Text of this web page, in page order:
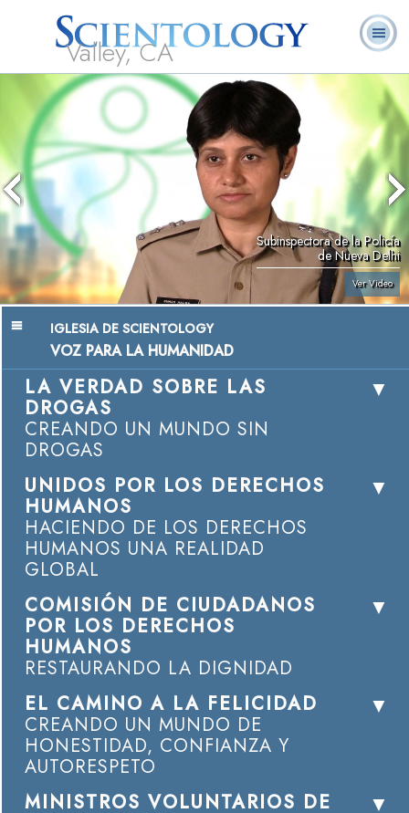
Valley, CA
Nosotros
L. Ronald
Hubbard
¿Qué es
Scientology?
Ministros
Voluntarios
Preguntas
Frecuentes
Libros
Subinspectora de la Policía
de Nueva Delhi
Ver Video
IGLESIA DE SCIENTOLOGY
VOZ PARA LA HUMANIDAD
LA VERDAD SOBRE LAS
DROGAS
CREANDO UN MUNDO SIN
DROGAS
UNIDOS POR LOS DERECHOS
HUMANOS
HACIENDO DE LOS DERECHOS
HUMANOS UNA REALIDAD
GLOBAL
COMISIÓN DE CIUDADANOS
POR LOS DERECHOS
HUMANOS
RESTAURANDO LA DIGNIDAD
EL CAMINO A LA FELICIDAD
CREANDO UN MUNDO DE
HONESTIDAD, CONFIANZA Y
AUTORESPETO
MINISTROS VOLUNTARIOS DE